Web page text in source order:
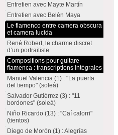
Entretien avec Mayte Martín
Entretien avec Belén Maya
Le flamenco entre camera obscura
et camera lucida
René Robert, le charme discret
d’un portraitiste
Compositions pour guitare
flamenca : transcriptions intégrales
Manuel Valencia (1) : "La puerta
del tiempo" (soleá)
Salvador Gutiérrez (3) : "11
bordones" (soleá)
Niño Ricardo (13) : "Caí calorri"
(tientos)
Diego de Morón (1) : Alegrías